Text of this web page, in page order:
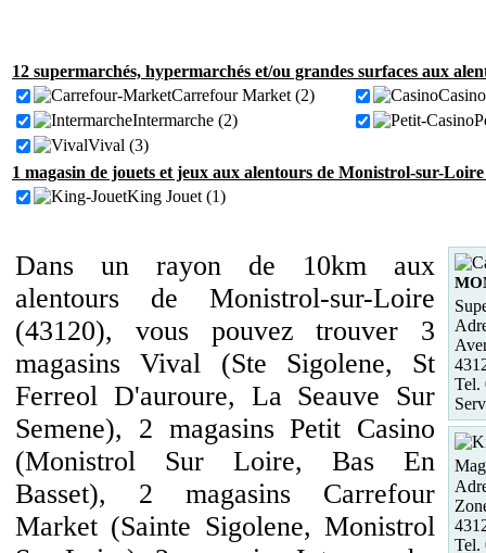
12 supermarchés, hypermarchés et/ou grandes surfaces aux
Carrefour Market (2)
Intermarche (2)
Vival (3)
1 magasin de jouets et jeux aux alentours de Monistrol-sur-
King Jouet (1)
Dans un rayon de 10km aux
alentours de Monistrol-sur-Loire
(43120), vous pouvez trouver 3
magasins Vival (Ste Sigolene, St
Ferreol D'auroure, La Seauve Sur
Semene), 2 magasins Petit Casino
(Monistrol Sur Loire, Bas En
Basset), 2 magasins Carrefour
Market (Sainte Sigolene, Monistrol
Tel.
Tel.